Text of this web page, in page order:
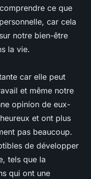
ce que
car cela
notre bien-être
la vie.
car elle peut
et même notre
opinion de eux-
et ont plus
pas beaucoup.
de développer
tels que la
qui ont une